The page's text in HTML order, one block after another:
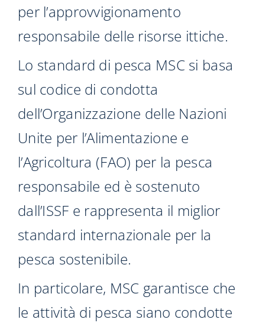
per l’approvvigionamento
responsabile delle risorse ittiche.
Lo standard di pesca MSC si basa
sul codice di condotta
dell’Organizzazione delle Nazioni
Unite per l’Alimentazione e
l’Agricoltura (FAO) per la pesca
responsabile ed è sostenuto
dall’ISSF e rappresenta il miglior
standard internazionale per la
pesca sostenibile.
In particolare, MSC garantisce che
le attività di pesca siano condotte